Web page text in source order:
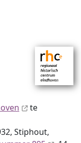
te
Stiphout,